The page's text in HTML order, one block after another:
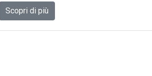
Scopri di più